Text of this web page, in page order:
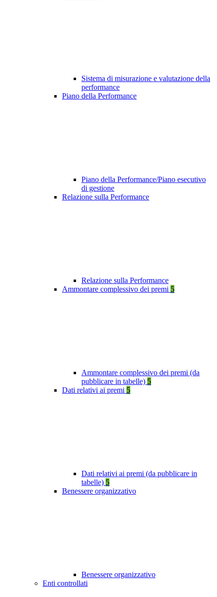
Sistema di misurazione e valutazione della
performance
Piano della Performance
Piano della Performance/Piano esecutivo
di gestione
Relazione sulla Performance
Relazione sulla Performance
Ammontare complessivo dei premi 5
Ammontare complessivo dei premi (da
pubblicare in tabelle) 5
Dati relativi ai premi 5
Dati relativi ai premi (da pubblicare in
tabelle) 5
Benessere organizzativo
Benessere organizzativo
Enti controllati